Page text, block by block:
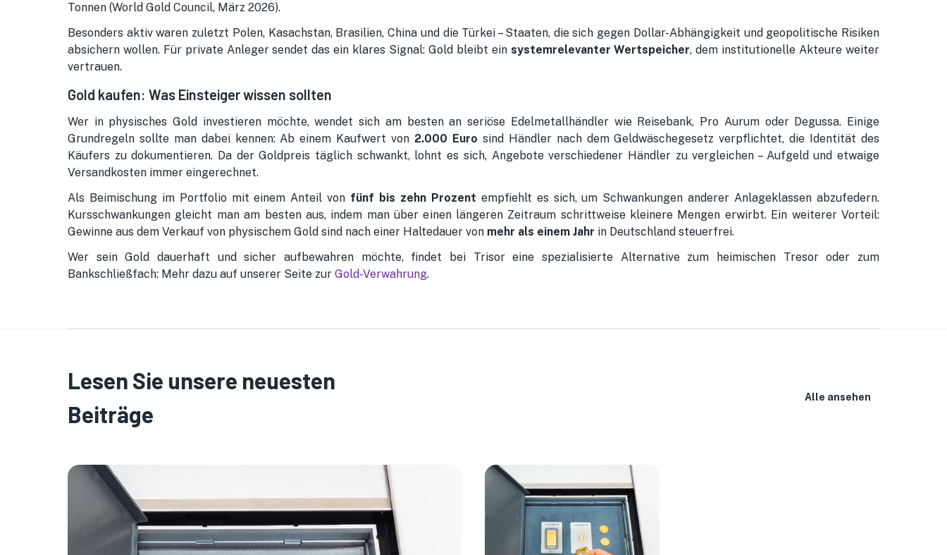
Tonnen (World Gold Council, März 2026).
Besonders aktiv waren zuletzt Polen, Kasachstan, Brasilien, China und die Türkei – Staaten, die sich gegen Dollar-Abhängigkeit und geopolitische Risiken
absichern wollen. Für private Anleger sendet das ein klares Signal: Gold bleibt ein systemrelevanter Wertspeicher, dem institutionelle Akteure weiter
vertrauen.
Gold kaufen: Was Einsteiger wissen sollten
Wer in physisches Gold investieren möchte, wendet sich am besten an seriöse Edelmetallhändler wie Reisebank, Pro Aurum oder Degussa. Einige
Grundregeln sollte man dabei kennen: Ab einem Kaufwert von 2.000 Euro sind Händler nach dem Geldwäschegesetz verpflichtet, die Identität des
Käufers zu dokumentieren. Da der Goldpreis täglich schwankt, lohnt es sich, Angebote verschiedener Händler zu vergleichen – Aufgeld und etwaige
Versandkosten immer eingerechnet.
Als Beimischung im Portfolio mit einem Anteil von fünf bis zehn Prozent empfiehlt es sich, um Schwankungen anderer Anlageklassen abzufedern.
Kursschwankungen gleicht man am besten aus, indem man über einen längeren Zeitraum schrittweise kleinere Mengen erwirbt. Ein weiterer Vorteil:
Gewinne aus dem Verkauf von physischem Gold sind nach einer Haltedauer von mehr als einem Jahr in Deutschland steuerfrei.
Wer sein Gold dauerhaft und sicher aufbewahren möchte, findet bei Trisor eine spezialisierte Alternative zum heimischen Tresor oder zum
Bankschließfach: Mehr dazu auf unserer Seite zur Gold-Verwahrung.
Lesen Sie unsere neuesten
Beiträge
Alle ansehen